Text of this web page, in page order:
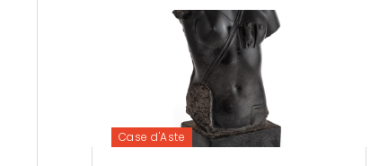
Case d'Aste